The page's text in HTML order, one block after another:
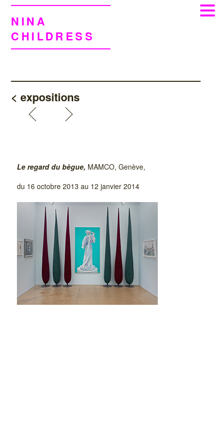
NINA
CHILDRESS
< expositions
Le regard du bègue, MAMCO, Genève,
du 16 octobre 2013 au 12 janvier 2014